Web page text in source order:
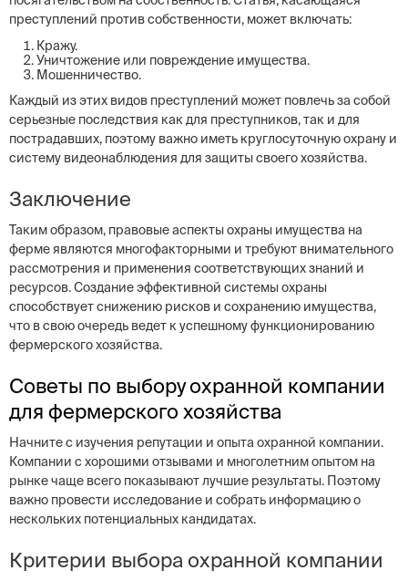
преступлений против собственности, может включать:
Кражу.
Уничтожение или повреждение имущества.
Мошенничество.
Каждый из этих видов преступлений может повлечь за собой
серьезные последствия как для преступников, так и для
пострадавших, поэтому важно иметь круглосуточную охрану и
систему видеонаблюдения для защиты своего хозяйства.
Заключение
Таким образом, правовые аспекты охраны имущества на
ферме являются многофакторными и требуют внимательного
рассмотрения и применения соответствующих знаний и
ресурсов. Создание эффективной системы охраны
способствует снижению рисков и сохранению имущества,
что в свою очередь ведет к успешному функционированию
фермерского хозяйства.
Советы по выбору охранной компании
для фермерского хозяйства
Начните с изучения репутации и опыта охранной компании.
Компании с хорошими отзывами и многолетним опытом на
рынке чаще всего показывают лучшие результаты. Поэтому
важно провести исследование и собрать информацию о
нескольких потенциальных кандидатах.
Критерии выбора охранной компании